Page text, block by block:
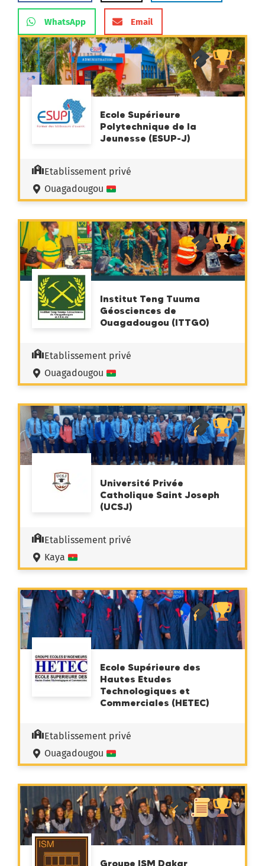
WhatsApp Email
Ecole Supérieure
Polytechnique de la
Jeunesse (ESUP-J)
Etablissement privé
Ouagadougou
Institut Teng Tuuma
Géosciences de
Ouagadougou (ITTGO)
Etablissement privé
Ouagadougou
Université Privée
Catholique Saint Joseph
(UCSJ)
Etablissement privé
Kaya
Ecole Supérieure des
Hautes Etudes
Technologiques et
Commerciales (HETEC)
Etablissement privé
Ouagadougou
Groupe ISM Dakar